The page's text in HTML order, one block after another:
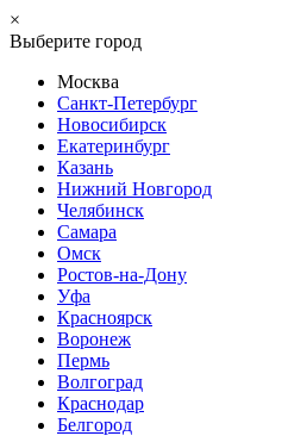
×
Выберите город
Москва
Санкт-Петербург
Новосибирск
Екатеринбург
Казань
Нижний Новгород
Челябинск
Самара
Омск
Ростов-на-Дону
Уфа
Красноярск
Воронеж
Пермь
Волгоград
Краснодар
Белгород